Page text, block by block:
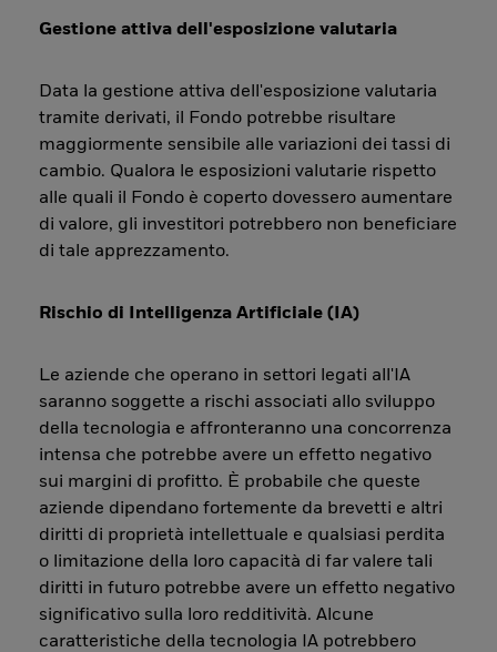
Gestione attiva dell'esposizione valutaria
Data la gestione attiva dell'esposizione valutaria
tramite derivati, il Fondo potrebbe risultare
maggiormente sensibile alle variazioni dei tassi di
cambio. Qualora le esposizioni valutarie rispetto
alle quali il Fondo è coperto dovessero aumentare
di valore, gli investitori potrebbero non beneficiare
di tale apprezzamento.
Rischio di Intelligenza Artificiale (IA)
Le aziende che operano in settori legati all'IA
saranno soggette a rischi associati allo sviluppo
della tecnologia e affronteranno una concorrenza
intensa che potrebbe avere un effetto negativo
sui margini di profitto. È probabile che queste
aziende dipendano fortemente da brevetti e altri
diritti di proprietà intellettuale e qualsiasi perdita
o limitazione della loro capacità di far valere tali
diritti in futuro potrebbe avere un effetto negativo
significativo sulla loro redditività. Alcune
caratteristiche della tecnologia IA potrebbero